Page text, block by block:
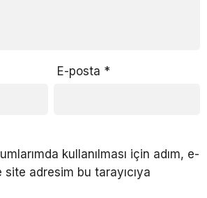
E-posta *
kullanılması için adım, e-
adresim bu tarayıcıya